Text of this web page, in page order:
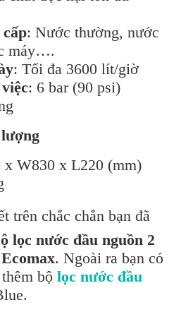
: Nước thường, nước
máy….
: Tối đa 3600 lít/giờ
: 6 bar (90 psi)
W830 x L220 (mm)
trên chắc chắn bạn đã
lọc nước đầu nguồn 2
Ecomax. Ngoài ra bạn có
bộ lọc nước đầu